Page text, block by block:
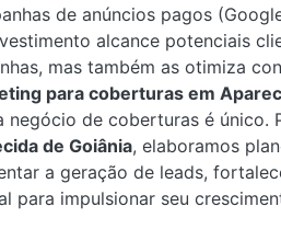
de anúncios pagos
alcance potenciais
mas também as otimiza
para coberturas em
negócio de coberturas é único.
de Goiânia, elaboramos
a geração de leads,
para impulsionar seu